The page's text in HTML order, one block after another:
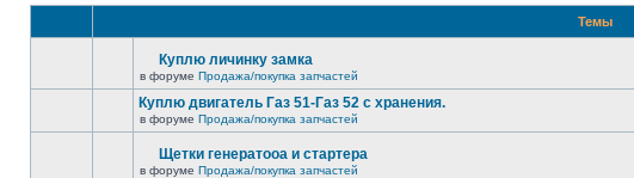
Темы
Куплю личинку замка
в форуме Продажа/покупка запчастей
Куплю двигатель Газ 51-Газ 52 с хранения.
в форуме Продажа/покупка запчастей
Щетки генератооа и стартера
в форуме Продажа/покупка запчастей